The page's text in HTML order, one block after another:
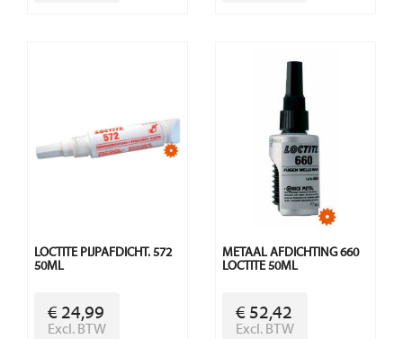
LOCTITE PIJPAFDICHT. 572
50ML
€ 24,99
Excl. BTW
METAAL AFDICHTING 660
LOCTITE 50ML
€ 52,42
Excl. BTW